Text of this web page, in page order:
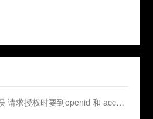
授权时要到openid 和 access_token